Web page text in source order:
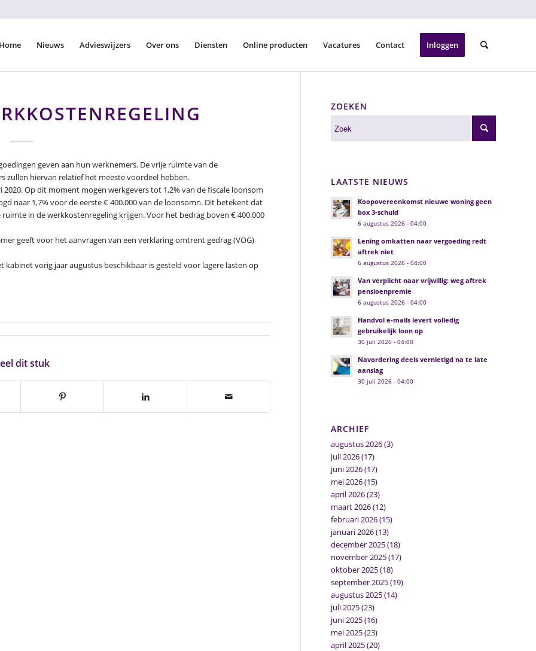
Home Nieuws Advieswijzers Over ons Diensten Online producten Vacatures Contact Inloggen
geven aan hun werknemers. De vrije ruimte van de
zullen hiervan relatief het meeste voordeel hebben.
Op dit moment mogen werkgevers tot 1,2% van de fiscale loonsom
naar 1,7% voor de eerste € 400.000 van de loonsomn. Dit betekent dat
in de werkkostenregeling krijgen. Voor het bedrag boven € 400.000
geeft voor het aanvragen van een verklaring omtrent gedrag (VOG)
vorig jaar augustus beschikbaar is gesteld voor lagere lasten op
dit stuk
ZOEKEN
LAATSTE NIEUWS
Koopovereenkomst nieuwe woning geen
box 3-schuld
6 augustus 2026 - 04:00
Lening omkatten naar vergoeding redt
aftrek niet
6 augustus 2026 - 04:00
Van verplicht naar vrijwillig: weg aftrek
pensioenpremie
6 augustus 2026 - 04:00
Handvol e-mails levert volledig
gebruikelijk loon op
30 juli 2026 - 04:00
Navordering deels vernietigd na te late
aanslag
30 juli 2026 - 04:00
ARCHIEF
augustus 2026(3)
juli 2026(17)
juni 2026(17)
mei 2026(15)
april 2026(23)
maart 2026(12)
februari 2026(15)
januari 2026(13)
december 2025(18)
november 2025(17)
oktober 2025(18)
september 2025(19)
augustus 2025(14)
juli 2025(23)
juni 2025(16)
mei 2025(23)
april 2025(20)